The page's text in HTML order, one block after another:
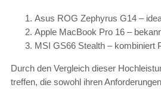
Asus ROG Zephyrus G14 –
Apple MacBook Pro 16 –
MSI GS66 Stealth – kombiniert
Durch den Vergleich dieser
treffen, die sowohl ihren